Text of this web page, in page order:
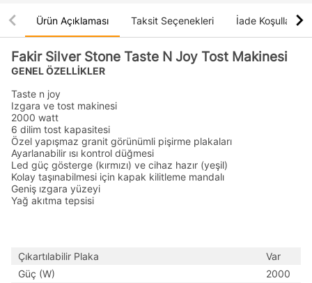
Ürün Açıklaması Taksit Seçenekleri İade Koşulları
chevron_left chevron_right
Fakir Silver Stone Taste N Joy Tost Makinesi
GENEL ÖZELLİKLER
Taste n joy
Izgara ve tost makinesi
2000 watt
6 dilim tost kapasitesi
Özel yapışmaz granit görünümli pişirme plakaları
Ayarlanabilir ısı kontrol düğmesi
Led güç gösterge (kırmızı) ve cihaz hazır (yeşil)
Kolay taşınabilmesi için kapak kilitleme mandalı
Geniş ızgara yüzeyi
Yağ akıtma tepsisi
Çıkartılabilir Plaka
Var
Güç (W)
2000